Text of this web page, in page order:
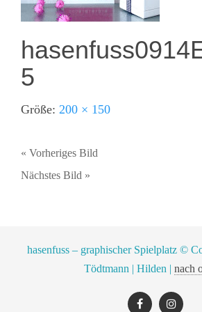
5
Größe: 200 × 150
« Vorheriges Bild
Nächstes Bild »
hasenfuss – graphischer Spielplatz ©
Tödtmann | Hilden | nach